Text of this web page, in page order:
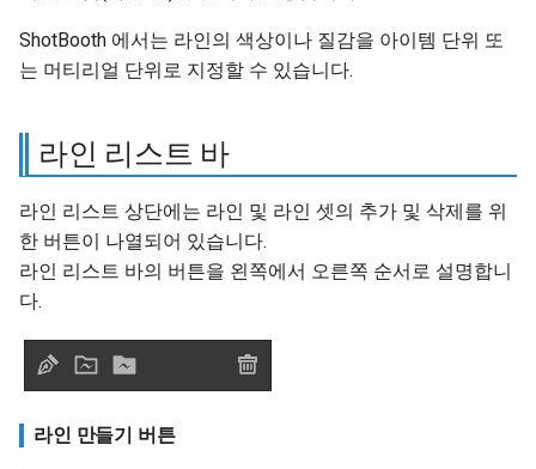
흩뜨림(Scatter)
툰 머티리얼
UV 설정
라인
ShotBooth 에서는 라인의 색상이나 질감을 아이템 단위 또
는 머티리얼 단위로 지정할 수 있습니다.
라인 리스트 바
라인 리스트 상단에는 라인 및 라인 셋의 추가 및 삭제를 위
한 버튼이 나열되어 있습니다.
라인 리스트 바의 버튼을 왼쪽에서 오른쪽 순서로 설명합니
다.
라인 만들기 버튼